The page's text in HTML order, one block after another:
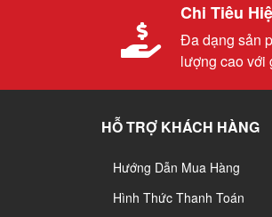
Chi Tiêu
Đa dạng sản
lượng cao với
HỖ TRỢ KHÁCH HÀNG
Hướng Dẫn Mua Hàng
Hình Thức Thanh Toán